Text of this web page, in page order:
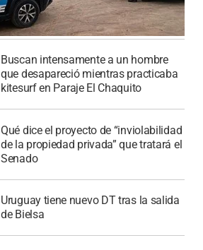
Buscan intensamente a un hombre
que desapareció mientras practicaba
kitesurf en Paraje El Chaquito
Qué dice el proyecto de “inviolabilidad
de la propiedad privada” que tratará el
Senado
Uruguay tiene nuevo DT tras la salida
de Bielsa